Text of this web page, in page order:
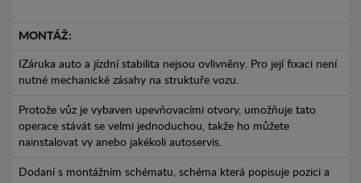
MONTÁŽ:
IZáruka auto a jízdní stabilita nejsou ovlivněny. Pro její fixaci není
nutné mechanické zásahy na struktuře vozu.
Protože vůz je vybaven upevňovacími otvory, umožňuje tato
operace stávát se velmi jednoduchou, takže ho můžete
nainstalovat vy anebo jakékoli autoservis.
Dodaní s montážním schématu, schéma která popisuje pozici a